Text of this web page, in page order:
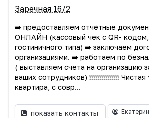
Заречная 16/2
➡️ предоставляем отчётные
ОНЛАЙН (кассовый чек с QR- кодом,
гостиничного типа) ➡️ заключаем
организациями. ➡️ работаем по
( выставляем счета на организацию
ваших сотрудников) ❕❕❕❕❕❕❕❕❕❕❕❕❕❕❕
квартира, с совр...
показать контакты